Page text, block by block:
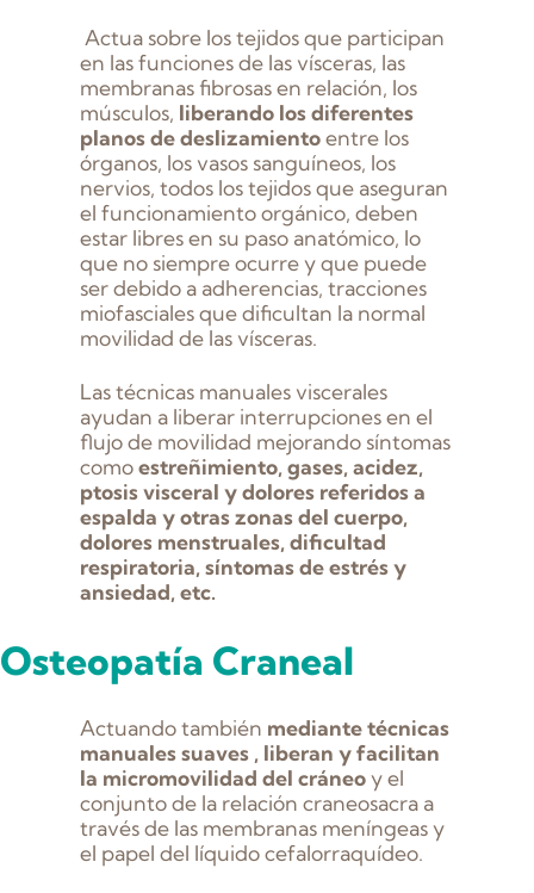
Actua sobre los tejidos que participan
en las funciones de las vísceras, las
membranas fibrosas en relación, los
músculos, liberando los diferentes
planos de deslizamientoentre los
órganos, los vasos sanguíneos, los
nervios, todos los tejidos que aseguran
el funcionamiento orgánico, deben
estar libres en su paso anatómico, lo
que no siempre ocurre y que puede
ser debido a adherencias, tracciones
miofasciales que dificultan la normal
movilidad de las vísceras.
Las técnicas manuales viscerales
ayudan a liberar interrupciones en el
flujo de movilidad mejorando síntomas
comoestreñimiento, gases, acidez,
ptosis visceral y dolores referidos a
espalda y otras zonas del cuerpo,
dolores menstruales, dificultad
respiratoria, síntomas de estrés y
ansiedad, etc.
Osteopatía Craneal
Actuando también mediante técnicas
manuales suaves , liberan y facilitan
la micromovilidad del cráneoy el
conjunto de la relación craneosacra a
través de las membranas meníngeas y
el papel del líquido cefalorraquídeo.